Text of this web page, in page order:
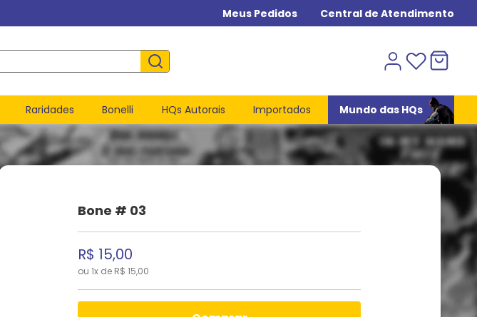
Meus Pedidos Central de Atendimento
Raridades Bonelli HQs Autorais Importados Mundo das HQs
Bone # 03
R$ 15,00
ou 1x de R$ 15,00